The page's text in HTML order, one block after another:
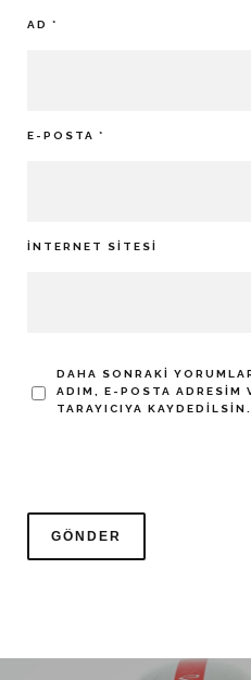
AD *
E-POSTA *
İNTERNET SITESI
DAHA SONRAKI
ADIM, E-POSTA ADRESIM
TARAYICIYA KAYDEDILSIN.